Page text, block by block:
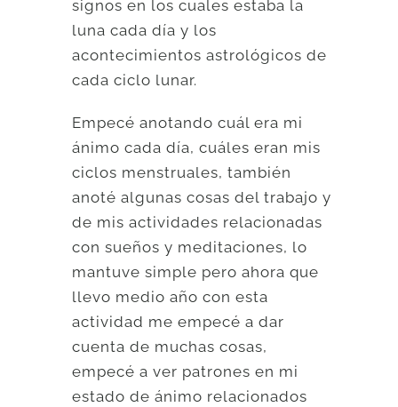
signos en los cuales estaba la
luna cada día y los
acontecimientos astrológicos de
cada ciclo lunar.
Empecé anotando cuál era mi
ánimo cada día, cuáles eran mis
ciclos menstruales, también
anoté algunas cosas del trabajo y
de mis actividades relacionadas
con sueños y meditaciones, lo
mantuve simple pero ahora que
llevo medio año con esta
actividad me empecé a dar
cuenta de muchas cosas,
empecé a ver patrones en mi
estado de ánimo relacionados